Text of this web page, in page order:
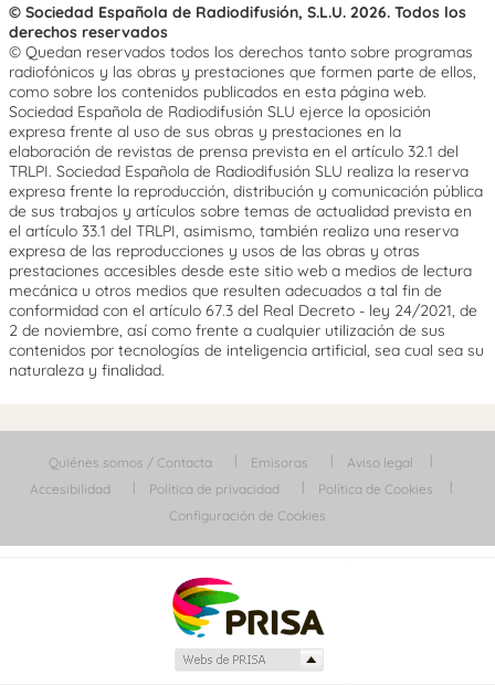
© Sociedad Española de Radiodifusión, S.L.U. 2026. Todos los
derechos reservados
© Quedan reservados todos los derechos tanto sobre programas
radiofónicos y las obras y prestaciones que formen parte de ellos,
como sobre los contenidos publicados en esta página web.
Sociedad Española de Radiodifusión SLU ejerce la oposición
expresa frente al uso de sus obras y prestaciones en la
elaboración de revistas de prensa prevista en el artículo 32.1 del
TRLPI. Sociedad Española de Radiodifusión SLU realiza la reserva
expresa frente la reproducción, distribución y comunicación pública
de sus trabajos y artículos sobre temas de actualidad prevista en
el artículo 33.1 del TRLPI, asimismo, también realiza una reserva
expresa de las reproducciones y usos de las obras y otras
prestaciones accesibles desde este sitio web a medios de lectura
mecánica u otros medios que resulten adecuados a tal fin de
conformidad con el artículo 67.3 del Real Decreto - ley 24/2021, de
2 de noviembre, así como frente a cualquier utilización de sus
contenidos por tecnologías de inteligencia artificial, sea cual sea su
naturaleza y finalidad.
Quiénes somos / Contacta Emisoras
Aviso legal
Accesibilidad
Política de privacidad
Política de Cookies
Configuración de Cookies